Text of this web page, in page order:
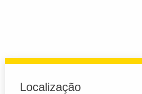
Localização